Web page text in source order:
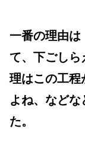
一番の理由は
て、下ごしら
理はこの工程
よね、など
た。